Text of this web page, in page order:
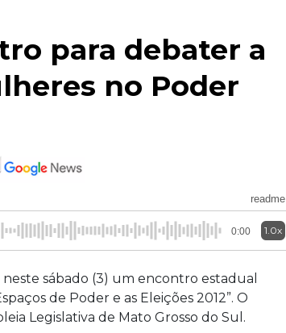
para debater a
no Poder
readme
0:00 1.0x
sábado (3) um encontro estadual
de Poder e as Eleições 2012”. O
Legislativa de Mato Grosso do Sul.